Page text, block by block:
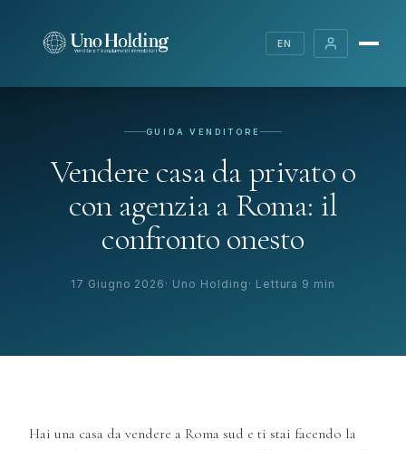
EN
GUIDA VENDITORE
Vendere casa da privato o
con agenzia a Roma: il
confronto onesto
17 Giugno 2026 Uno Holding Lettura 9 min
Hai una casa da vendere a Roma sud e ti stai facendo la